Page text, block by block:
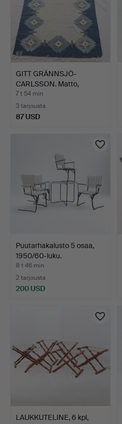
GITT GRÄNNSJÖ-
CARLSSON. Matto,
röllakan, g…
7 t 54 min
3 tarjousta
87 USD
Puutarhakalusto 5 osaa,
1950/60-luku.
8 t 46 min
2 tarjousta
200 USD
LAUKKUTELINE, 6 kpl,